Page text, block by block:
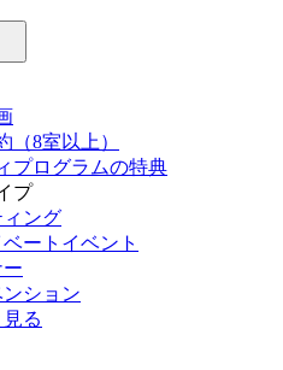
（8室以上）
プログラムの特典
プ
ィング
ートイベント
ンション
る